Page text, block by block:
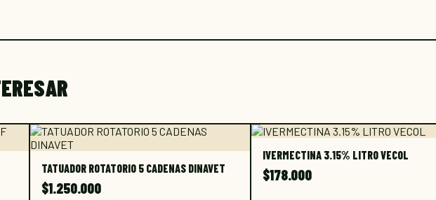
TATUADOR ROTATORIO 5 CADENAS DINAVET
$1.250.000
IVERMECTINA 3.15% LITRO VECOL
$178.000